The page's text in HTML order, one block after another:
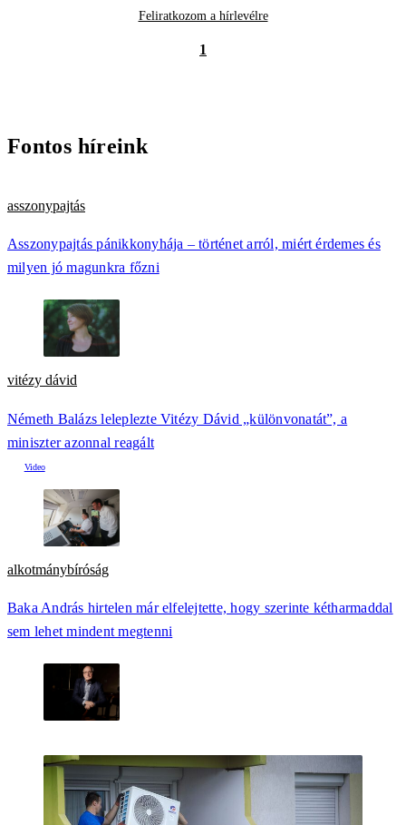
Feliratkozom a hírlevélre
1
Fontos híreink
asszonypajtás
Asszonypajtás pánikkonyhája – történet arról, miért érdemes és
milyen jó magunkra főzni
vitézy dávid
Németh Balázs leleplezte Vitézy Dávid „különvonatát”, a
miniszter azonnal reagált
alkotmánybíróság
Baka András hirtelen már elfelejtette, hogy szerinte kétharmaddal
sem lehet mindent megtenni